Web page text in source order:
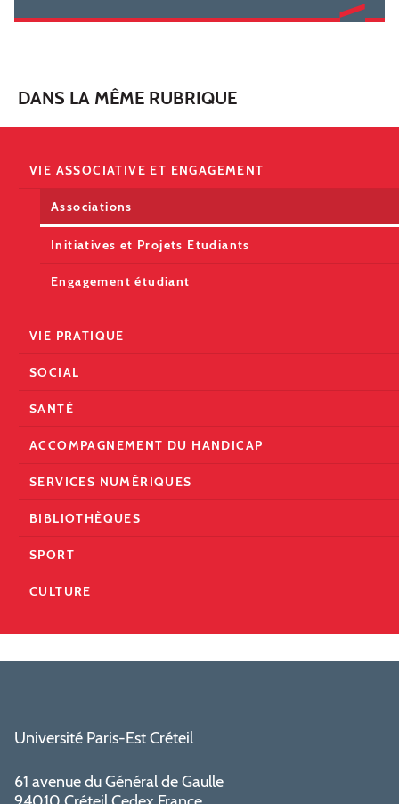
DANS LA MÊME RUBRIQUE
VIE ASSOCIATIVE ET ENGAGEMENT
Associations
Initiatives et Projets Etudiants
Engagement étudiant
VIE PRATIQUE
SOCIAL
SANTÉ
ACCOMPAGNEMENT DU HANDICAP
SERVICES NUMÉRIQUES
BIBLIOTHÈQUES
SPORT
CULTURE
Université Paris-Est Créteil
61 avenue du Général de Gaulle